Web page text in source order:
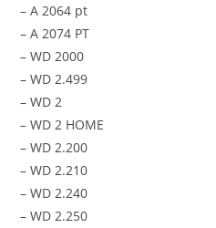
– A 2064 pt
– A 2074 PT
– WD 2000
– WD 2.499
– WD 2
– WD 2 HOME
– WD 2.200
– WD 2.210
– WD 2.240
– WD 2.250